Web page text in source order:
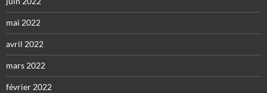
mai 2022
avril 2022
mars 2022
février 2022